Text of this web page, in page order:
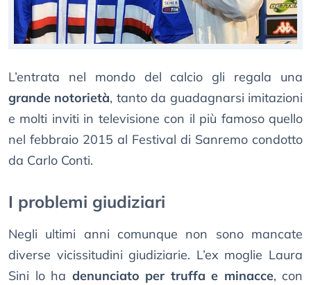
L’entrata nel mondo del calcio gli regala una
grande notorietà, tanto da guadagnarsi imitazioni
e molti inviti in televisione con il più famoso quello
nel febbraio 2015 al Festival di Sanremo condotto
da Carlo Conti.
I problemi giudiziari
Negli ultimi anni comunque non sono mancate
diverse vicissitudini giudiziarie. L’ex moglie Laura
Sini lo ha denunciato per truffa e minacce, con